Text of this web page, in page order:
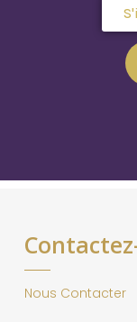
Nous Contacter